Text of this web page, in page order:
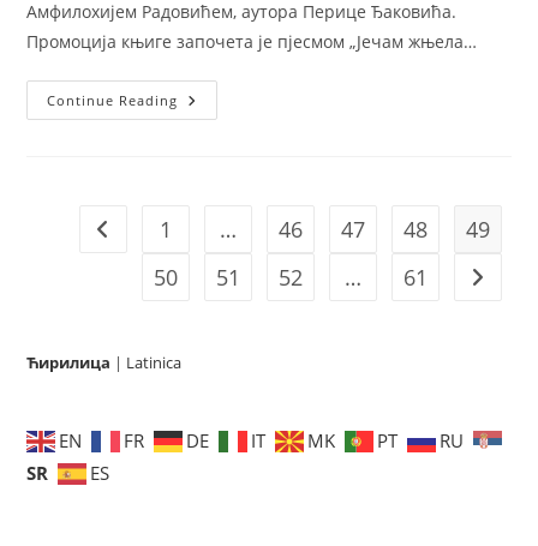
Амфилохијем Радовићем, аутора Перице Ђаковића.
Промоција књиге започета је пјесмом „Јечам жњела…
Continue Reading У
Бару
Амфилохијем
„Морачки
Аутора
Перице
Go to the previous page
1 … 46 47 48
49
50
51 52 … 61 Go to
Ћирилица | Latinica
EN FR DE IT MK PT
RU
SR
ES